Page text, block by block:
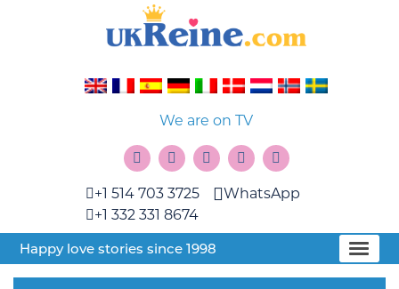
We are on TV
+1 514 703 3725
+1 332 331 8674
WhatsApp
Happy love stories since 1998